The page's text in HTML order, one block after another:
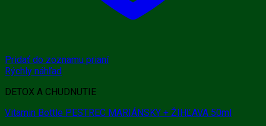
Pridať do zoznamu prianí
Rýchly náhľad
DETOX A CHUDNUTIE
Vitamin Bottle PESTREC MARIÁNSKY + ŽIHĽAVA 50ml